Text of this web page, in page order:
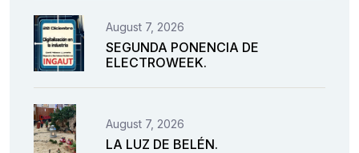
August 7, 2026
SEGUNDA PONENCIA DE
ELECTROWEEK.
August 7, 2026
LA LUZ DE BELÉN.